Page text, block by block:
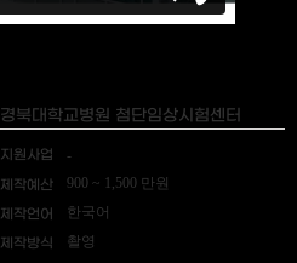
경북대학교병원 첨단임상시험센터
지원사업 -
제작예산 900 ~ 1,500 만원
제작언어 한국어
제작방식 촬영